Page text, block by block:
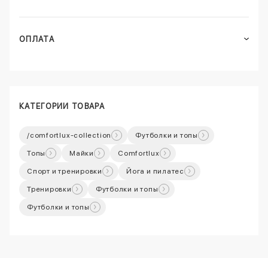
ОПЛАТА
КАТЕГОРИИ ТОВАРА
/comfortlux-collection Футболки и топы
Топы Майки Comfortlux
Спорт и тренировки Йога и пилатес
Тренировки Футболки и топы
Футболки и топы